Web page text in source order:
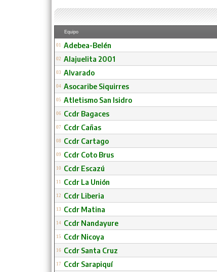
Equipo
01 Adebea-Belén
02 Alajuelita 2001
03 Alvarado
04 Asocaribe Siquirres
05 Atletismo San Isidro
06 Ccdr Bagaces
07 Ccdr Cañas
08 Ccdr Cartago
09 Ccdr Coto Brus
10 Ccdr Escazú
11 Ccdr La Unión
12 Ccdr Liberia
13 Ccdr Matina
14 Ccdr Nandayure
15 Ccdr Nicoya
16 Ccdr Santa Cruz
17 Ccdr Sarapiquí